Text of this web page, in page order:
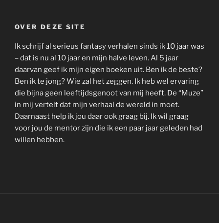
OVER DEZE SITE
Ik schrijf al serieus fantasy verhalen sinds ik 10 jaar was
– dat is nu al 10 jaar en mijn halve leven. Al 5 jaar
daarvan geef ik mijn eigen boeken uit. Ben ik de beste?
Ben ik te jong? Wie zal het zeggen. Ik heb wel ervaring
die bijna geen leeftijdsgenoot van mij heeft. De “Muze”
in mij vertelt dat mijn verhaal de wereld in moet.
Daarnaast help ik jou daar ook graag bij. Ik wil graag
voor jou de mentor zijn die ik een paar jaar geleden had
willen hebben.